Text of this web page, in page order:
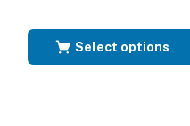
Select options